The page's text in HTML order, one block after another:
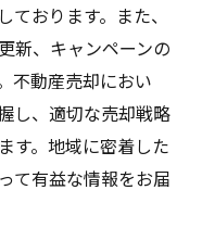
おります。また、
新、キャンペーンの
不動産売却におい
し、適切な売却戦略
す。地域に密着した
て有益な情報をお届